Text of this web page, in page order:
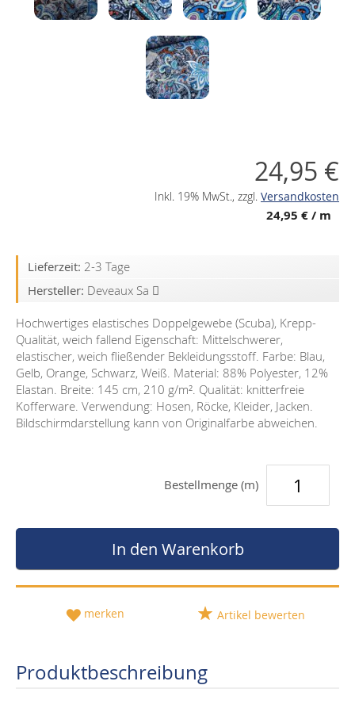
24,95 €
Inkl. 19% MwSt., zzgl. Versandkosten
24,95 €/ m
Lieferzeit: 2-3 Tage
Hersteller: Deveaux Sa
Hochwertiges elastisches Doppelgewebe (Scuba), Krepp-
Qualität, weich fallend Eigenschaft: Mittelschwerer,
elastischer, weich fließender Bekleidungsstoff. Farbe: Blau,
Gelb, Orange, Schwarz, Weiß. Material: 88% Polyester, 12%
Elastan. Breite: 145 cm, 210 g/m². Qualität: knitterfreie
Kofferware. Verwendung: Hosen, Röcke, Kleider, Jacken.
Bildschirmdarstellung kann von Originalfarbe abweichen.
Bestellmenge (m)
In den Warenkorb
merken Artikel bewerten
Produktbeschreibung